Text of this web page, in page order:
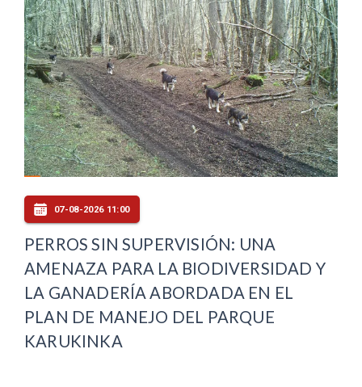
07-08-2026 11:00
PERROS SIN SUPERVISIÓN: UNA
AMENAZA PARA LA BIODIVERSIDAD Y
LA GANADERÍA ABORDADA EN EL
PLAN DE MANEJO DEL PARQUE
KARUKINKA